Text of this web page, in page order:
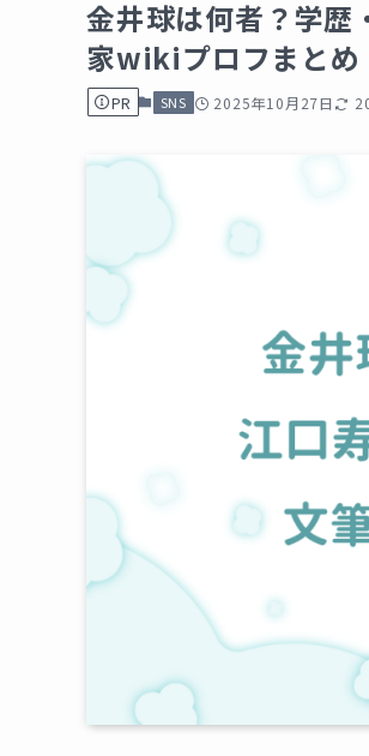
金井球は何者？学歴
家wikiプロフまとめ
PR SNS 2025年10月27日